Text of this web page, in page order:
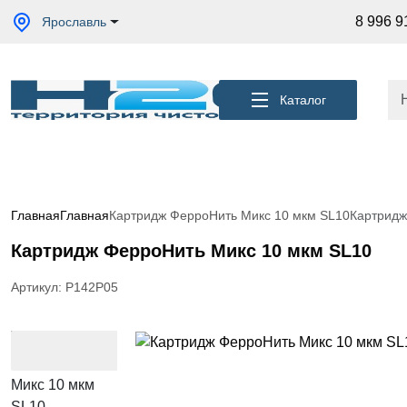
Ярославль 8 996
Каталог
Акции
скважины
Фильтры
коттеджа
Септики
для
ГлавнаяГлавнаяКартридж ФерроНить Микс 10 мкм SL10
Картридж ФерроНить Микс 10 мкм SL10
Артикул: Р142Р05